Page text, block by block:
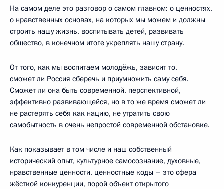
На самом деле это разговор о самом главном: о ценностях,
о нравственных основах, на которых мы можем и должны
строить нашу жизнь, воспитывать детей, развивать
общество, в конечном итоге укреплять нашу страну.
От того, как мы воспитаем молодёжь, зависит то,
сможет ли Россия сберечь и приумножить саму себя.
Сможет ли она быть современной, перспективной,
эффективно развивающейся, но в то же время сможет ли
не растерять себя как нацию, не утратить свою
самобытность в очень непростой современной обстановке.
Как показывает в том числе и наш собственный
исторический опыт, культурное самосознание, духовные,
нравственные ценности, ценностные коды – это сфера
жёсткой конкуренции, порой объект открытого